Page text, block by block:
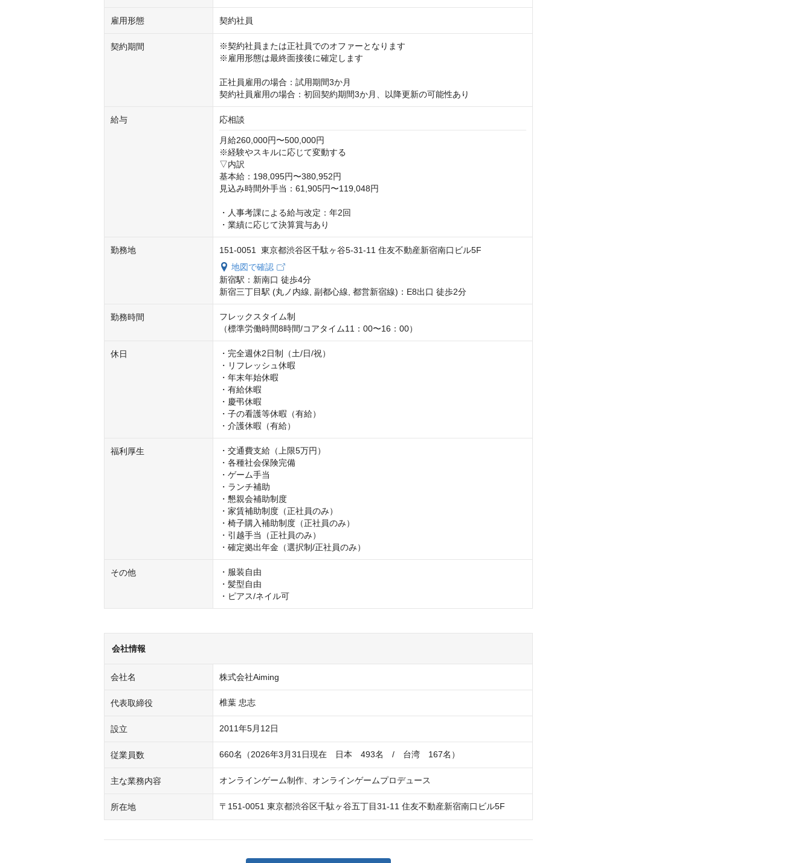
雇用形態 契約社員
契約期間
※契約社員または正社員でのオファーとなります
※雇用形態は最終面接後に確定します
正社員雇用の場合：試用期間3か月
契約社員雇用の場合：初回契約期間3か月、以降更新の可能性あり
給与 応相談
月給260,000円〜500,000円
※経験やスキルに応じて変動する
▽内訳
基本給：198,095円〜380,952円
見込み時間外手当：61,905円〜119,048円
・人事考課による給与改定：年2回
・業績に応じて決算賞与あり
勤務地
151-0051 東京都渋谷区千駄ヶ谷5-31‐11 住友不動産新宿南口ビル5F
地図で確認
新宿駅：新南口 徒歩4分
新宿三丁目駅 (丸ノ内線, 副都心線, 都営新宿線)：E8出口 徒歩2分
勤務時間
フレックスタイム制
（標準労働時間8時間/コアタイム11：00〜16：00）
休日
・完全週休2日制（土/日/祝）
・リフレッシュ休暇
・年末年始休暇
・有給休暇
・慶弔休暇
・子の看護等休暇（有給）
・介護休暇（有給）
福利厚生
・交通費支給（上限5万円）
・各種社会保険完備
・ゲーム手当
・ランチ補助
・懇親会補助制度
・家賃補助制度（正社員のみ）
・椅子購入補助制度（正社員のみ）
・引越手当（正社員のみ）
・確定拠出年金（選択制/正社員のみ）
その他
・服装自由
・髪型自由
・ピアス/ネイル可
会社情報
会社名 株式会社Aiming
代表取締役 椎葉 忠志
設立 2011年5月12日
従業員数 660名（2026年3月31日現在　日本　493名　/　台湾　167名）
主な業務内容 オンラインゲーム制作、オンラインゲームプロデュース
所在地 〒151-0051 東京都渋谷区千駄ヶ谷五丁目31-11 住友不動産新宿南口ビル5F